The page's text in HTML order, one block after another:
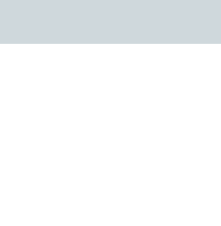
हुई तो खनन लाभदायक नहीं है